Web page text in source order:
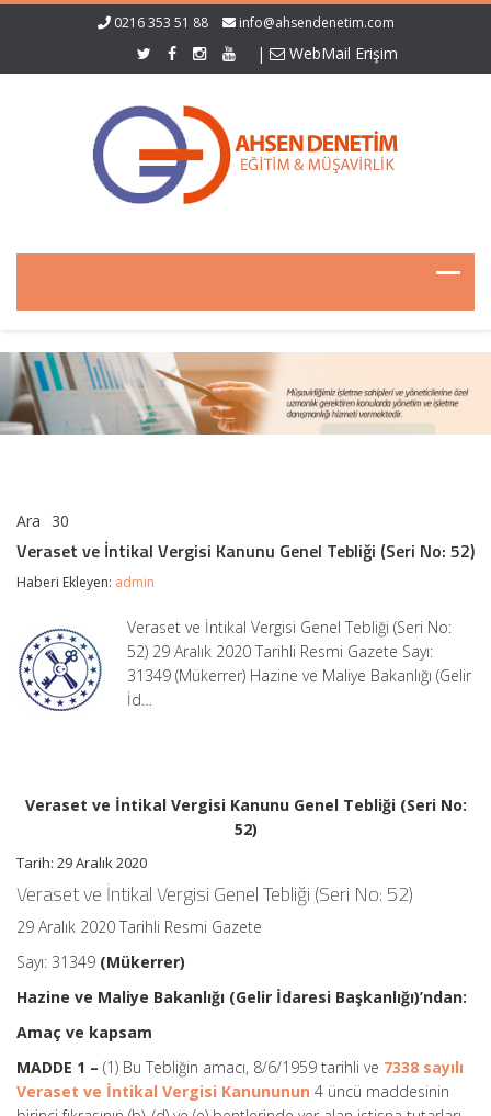
0216 353 51 88 info@ahsendenetim.com
| WebMail Erişim
Ara 30
ve
İntikal
Vergisi
Tebliği
(Seri
No:
52)
Veraset ve İntikal Vergisi Kanunu Genel Tebliği (Seri No: 52)
Haberi Ekleyen: admin
Veraset ve İntikal Vergisi Genel Tebliği (Seri No:
52) 29 Aralık 2020 Tarihli Resmi Gazete Sayı:
31349 (Mükerrer) Hazine ve Maliye Bakanlığı (Gelir
İd…
Veraset ve İntikal Vergisi Kanunu Genel Tebliği (Seri No:
52)
Tarih: 29 Aralık 2020
Veraset ve İntikal Vergisi Genel Tebliği (Seri No: 52)
29 Aralık 2020 Tarihli Resmi Gazete
Sayı: 31349 (Mükerrer)
Hazine ve Maliye Bakanlığı (Gelir İdaresi Başkanlığı)’ndan:
Amaç ve kapsam
MADDE 1 – (1) Bu Tebliğin amacı, 8/6/1959 tarihli ve 7338 sayılı
Veraset ve İntikal Vergisi Kanununun 4 üncü maddesinin